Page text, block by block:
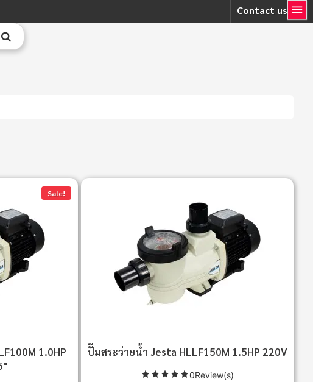
Contact us
Sale!
1.0HP
ปั๊มสระว่ายน้ำ Jesta HLLF150M 1.5HP 220V
0Review(s)